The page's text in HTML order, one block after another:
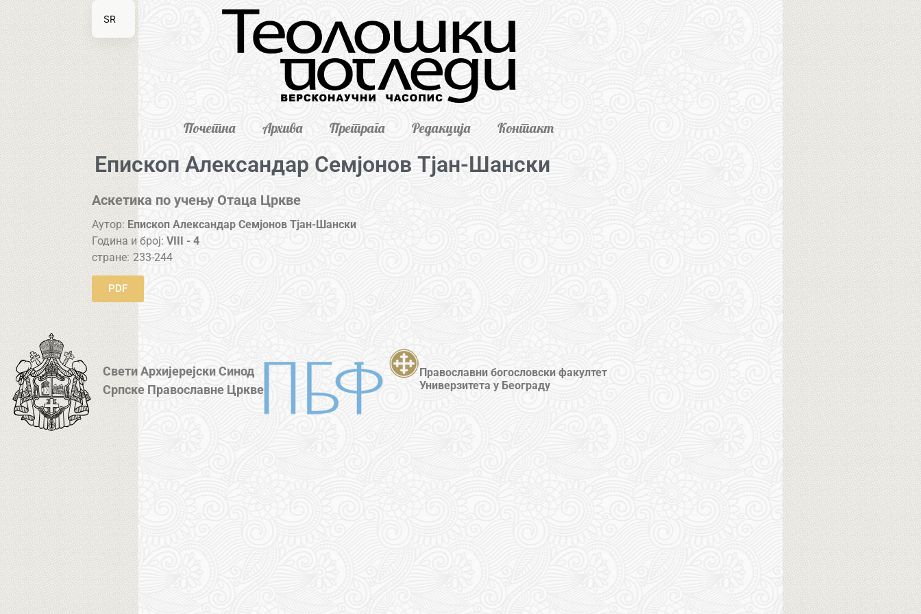
Почетна Архива Претрага Редакција Контакт
Епископ Александар Семјонов Тјан-Шански
Аскетика по учењу Отаца Цркве
Аутор: Епископ Александар Семјонов Тјан-Шански
Година и број:VIII - 4
стране: 233-244
PDF
Свети Архијерејски Синод
Српске Православне Цркве
Православни богословски факултет
Универзитета у Београду
SR
EN